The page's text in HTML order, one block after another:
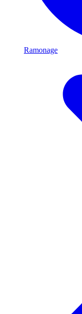
Ramonage